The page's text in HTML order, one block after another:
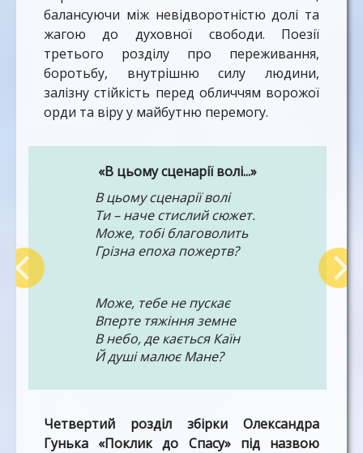
балансуючи між невідворотністю долі та
жагою до духовної свободи. Поезії
третього розділу про переживання,
боротьбу, внутрішню силу людини,
залізну стійкість перед обличчям ворожої
орди та віру у майбутню перемогу.
«​В цьому сценарії волі...»
В цьому сценарії волі
Ти – наче стислий сюжет.
Може, тобі благоволить
Грізна епоха пожертв?
Може, тебе не пускає
Вперте тяжіння земне
В небо, де кається Каїн
Й душі малює Мане?
У небуття голубе…
Тільки в останньому кадрі
Четвертий розділ збірки Олександра
Гунька «Поклик до Спасу» під назвою